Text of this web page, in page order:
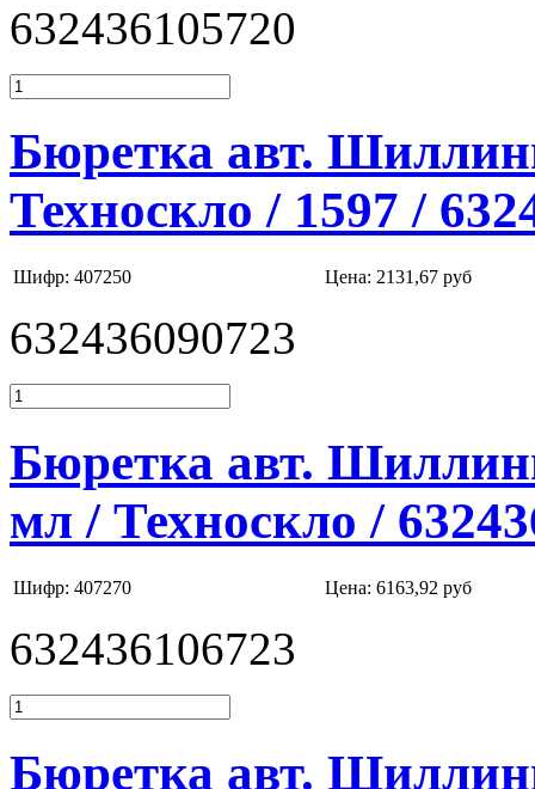
632436105720
Бюретка авт.
Техноскло / 1597 /
Шифр: 407250 Цена: 2131,67 руб
632436090723
Бюретка авт.
мл / Техноскло /
Шифр: 407270 Цена: 6163,92 руб
632436106723
Бюретка авт.